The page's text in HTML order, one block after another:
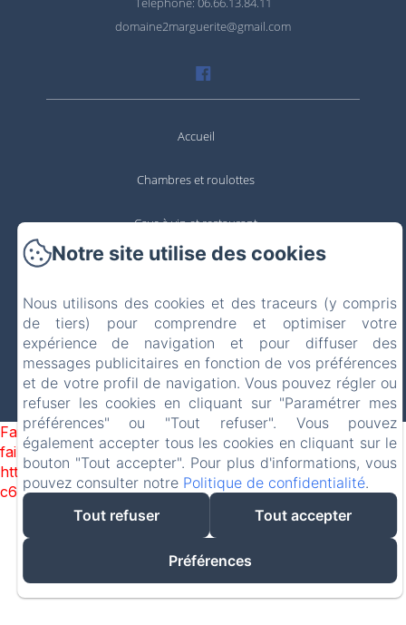
domaine2marguerite@gmail.com
Accueil
Chambres et roulottes
Cave à vin et restaurant
Evénements et réceptions
Visitez la région
Contact et accès
Créé par Amenitiz
Failed to load BookingEngine/index: Loading chunk 1322
failed. (missing:
https://d1cmur5l0xva3h.cloudfront.net/packs/1322-
c6e932f9d3d27b65-1bf7c4dc6a241241.js)
Notre site utilise des cookies
Nous utilisons des cookies et des traceurs (y compris
de tiers) pour comprendre et optimiser votre
expérience de navigation et pour diffuser des
messages publicitaires en fonction de vos préférences
et de votre profil de navigation. Vous pouvez régler ou
refuser les cookies en cliquant sur "Paramétrer mes
préférences" ou "Tout refuser". Vous pouvez
également accepter tous les cookies en cliquant sur le
bouton "Tout accepter". Pour plus d'informations, vous
pouvez consulter notre Politique de confidentialité.
Tout refuser
Tout accepter
Préférences